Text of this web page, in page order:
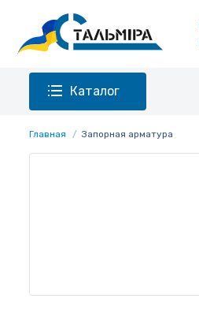
Каталог
Главная Запорная арматура